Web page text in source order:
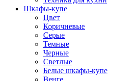
Шкафы-купе
Цвет
Коричневые
Серые
Темные
Черные
Светлые
Белые шкафы-купе
Венге